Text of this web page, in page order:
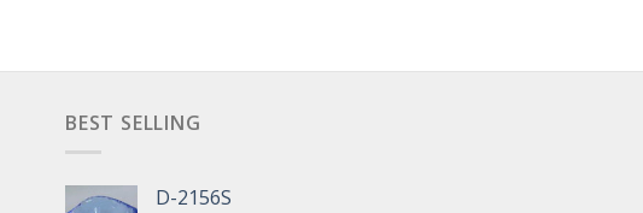
BEST SELLING
D-2156S